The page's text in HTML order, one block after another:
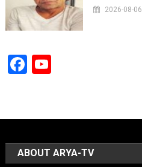
2026-08-06
Facebook
YouTube
ABOUT ARYA-TV